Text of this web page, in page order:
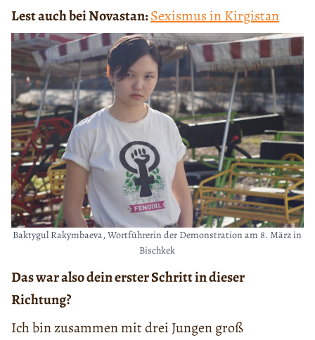
Lest auch bei Novastan:Sexismus in Kirgistan
Baktygul Rakymbaeva, Wortführerin der Demonstration am 8. März in
Bischkek
Das war also dein erster Schritt in dieser
Richtung?
Ich bin zusammen mit drei Jungen groß